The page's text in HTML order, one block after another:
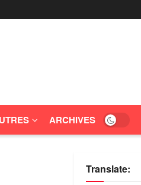
ARCHIVES
Translate: